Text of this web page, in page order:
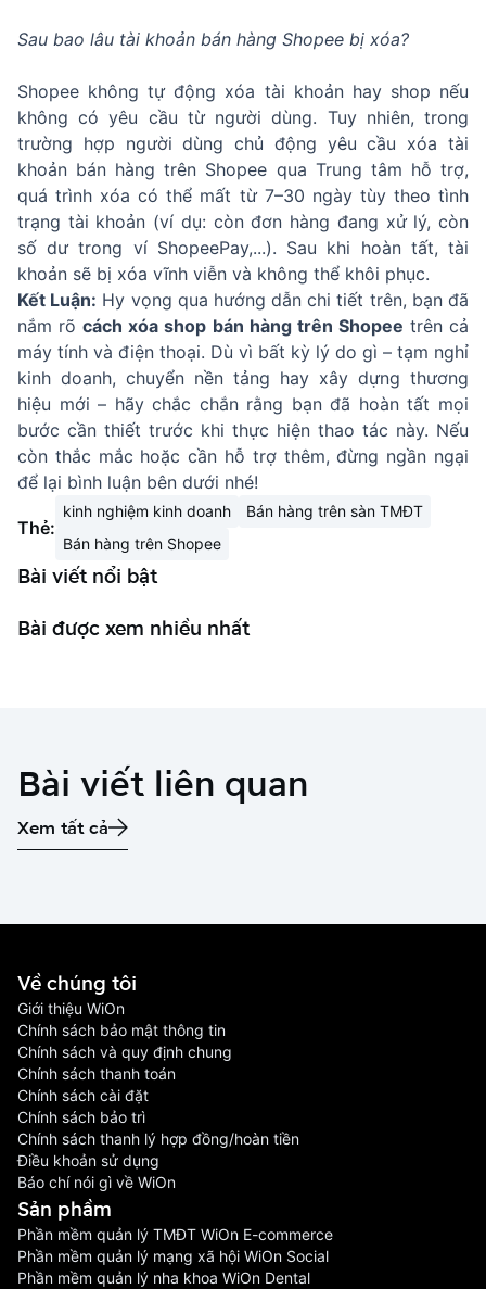
Sau bao lâu tài khoản bán hàng Shopee bị xóa?
Shopee không tự động xóa tài khoản hay shop nếu
không có yêu cầu từ người dùng. Tuy nhiên, trong
trường hợp người dùng chủ động yêu cầu xóa tài
khoản bán hàng trên Shopee qua Trung tâm hỗ trợ,
quá trình xóa có thể mất từ 7–30 ngày tùy theo tình
trạng tài khoản (ví dụ: còn đơn hàng đang xử lý, còn
số dư trong ví ShopeePay,...). Sau khi hoàn tất, tài
khoản sẽ bị xóa vĩnh viễn và không thể khôi phục.
Kết Luận: Hy vọng qua hướng dẫn chi tiết trên, bạn đã
nắm rõcách xóa shop bán hàng trên Shopee trên cả
máy tính và điện thoại. Dù vì bất kỳ lý do gì – tạm nghỉ
kinh doanh, chuyển nền tảng hay xây dựng thương
hiệu mới – hãy chắc chắn rằng bạn đã hoàn tất mọi
bước cần thiết trước khi thực hiện thao tác này. Nếu
còn thắc mắc hoặc cần hỗ trợ thêm, đừng ngần ngại
để lại bình luận bên dưới nhé!
Thẻ:
kinh nghiệm kinh doanh
Bán hàng trên sàn TMĐT
Bán hàng trên Shopee
Bài viết nổi bật
Bài được xem nhiều nhất
Bài viết liên quan
Xem tất cả
Về chúng tôi
Giới thiệu WiOn
Chính sách bảo mật thông tin
Chính sách và quy định chung
Chính sách thanh toán
Chính sách cài đặt
Chính sách bảo trì
Chính sách thanh lý hợp đồng/hoàn tiền
Điều khoản sử dụng
Báo chí nói gì về WiOn
Sản phầm
Phần mềm quản lý TMĐT WiOn E-commerce
Phần mềm quản lý mạng xã hội WiOn Social
Phần mềm quản lý nha khoa WiOn Dental